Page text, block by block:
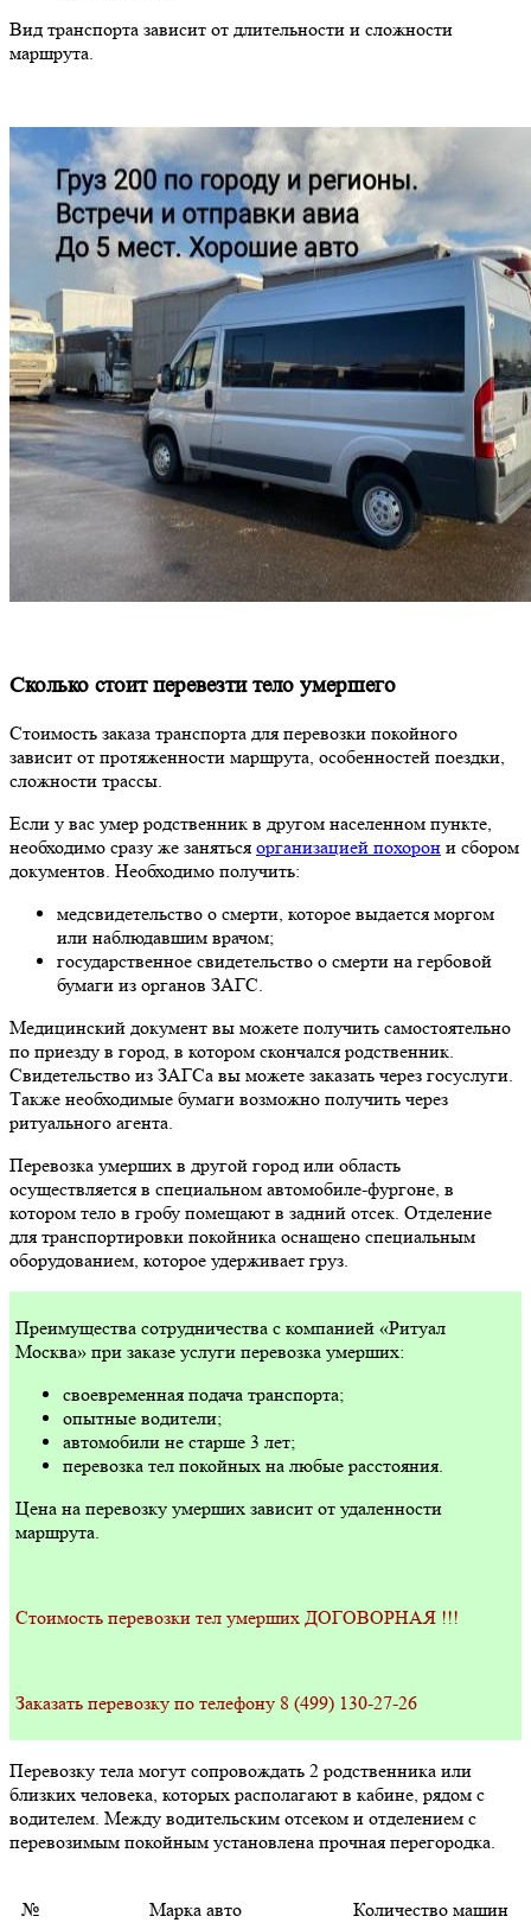
Вид транспорта зависит от длительности и сложности
маршрута.
Сколько стоит перевезти тело умершего
Стоимость заказа транспорта для перевозки покойного
зависит от протяженности маршрута, особенностей поездки,
сложности трассы.
Если у вас умер родственник в другом населенном пункте,
необходимо сразу же заняться организацией похорон и сбором
документов. Необходимо получить:
медсвидетельство о смерти, которое выдается моргом
или наблюдавшим врачом;
государственное свидетельство о смерти на гербовой
бумаги из органов ЗАГС.
Медицинский документ вы можете получить самостоятельно
по приезду в город, в котором скончался родственник.
Свидетельство из ЗАГСа вы можете заказать через госуслуги.
Также необходимые бумаги возможно получить через
ритуального агента.
Перевозка умерших в другой город или область
осуществляется в специальном автомобиле-фургоне, в
котором тело в гробу помещают в задний отсек. Отделение
для транспортировки покойника оснащено специальным
оборудованием, которое удерживает груз.
Преимущества сотрудничества с компанией «Ритуал
Москва» при заказе услуги перевозка умерших:
своевременная подача транспорта;
опытные водители;
автомобили не старше 3 лет;
перевозка тел покойных на любые расстояния.
Цена на перевозку умерших зависит от удаленности
маршрута.
Стоимость перевозки тел умерших ДОГОВОРНАЯ !!!
Заказать перевозку по телефону 8 (499) 130-27-26
Перевозку тела могут сопровождать 2 родственника или
близких человека, которых располагают в кабине, рядом с
водителем. Между водительским отсеком и отделением с
перевозимым покойным установлена прочная перегородка.
№ Марка авто Количество машин